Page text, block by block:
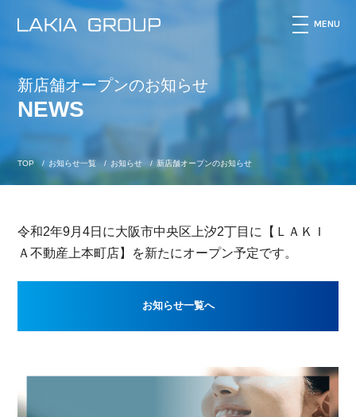
MENU
HOME
COMPANY
新店舗オープンのお知らせ
NEWS
TOP / お知らせ一覧 / お知らせ / 新店舗オープンのお知らせ
令和2年9月4日に大阪市中央区上汐2丁目に【ＬＡＫＩ
Ａ不動産上本町店】を新たにオープン予定です。
お知らせ一覧へ